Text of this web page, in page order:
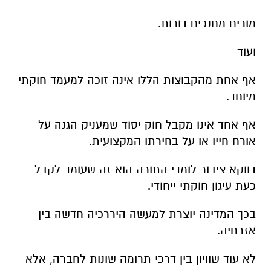
מורים מחנכים דורות.
ועוד
אף אחת מהקבוצות הללו אינה זוכה למעמד חוקתי
מיוחד.
אף אחד אינו מקבל חוק יסוד שמעניק הגנה על
אורח חייו או על בחירתו המקצועית.
דווקא ציבור לומדי התורה הוא זה שעומד לקבל
כעת עיגון חוקתי ייחודי.
בכך המדינה יוצרת למעשה היררכיה חדשה בין
אזרחיה.
לא עוד שוויון בין דרכי תרומה שונות לחברה, אלא